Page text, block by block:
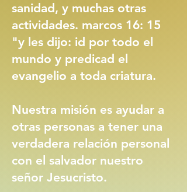
sanidad, y muchas otras
actividades. marcos 16: 15
"y les dijo: id por todo el
mundo y predicad el
evangelio a toda criatura.
Nuestra misión es ayudar a
otras personas a tener una
verdadera relación personal
con el salvador nuestro
señor Jesucristo.